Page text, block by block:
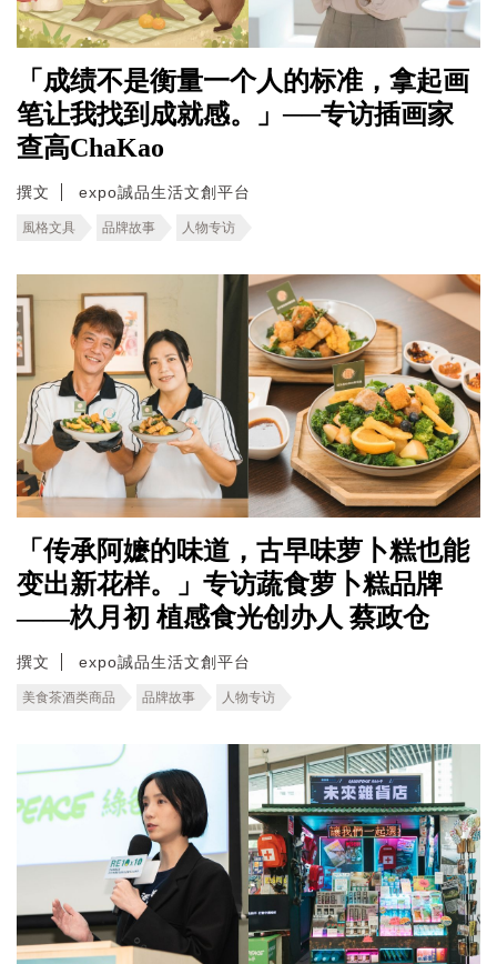
「成绩不是衡量一个人的标准，拿起画
笔让我找到成就感。」──专访插画家
查高ChaKao
撰文 expo誠品生活文創平台
風格文具 品牌故事 人物专访
「传承阿嬷的味道，古早味萝卜糕也能
变出新花样。」专访蔬食萝卜糕品牌
——杦月初 植感食光创办人 蔡政仓
撰文 expo誠品生活文創平台
美食茶酒类商品 品牌故事 人物专访